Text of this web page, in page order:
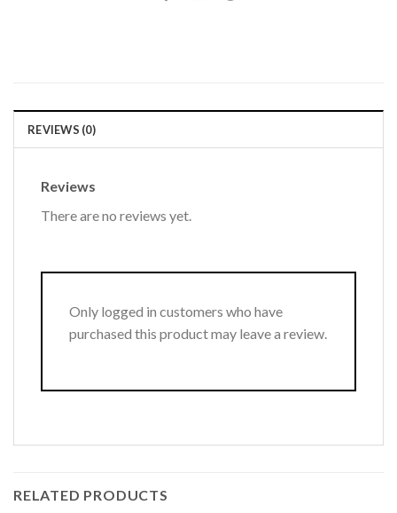
REVIEWS (0)
Reviews
There are no reviews yet.
Only logged in customers who have
purchased this product may leave a review.
RELATED PRODUCTS